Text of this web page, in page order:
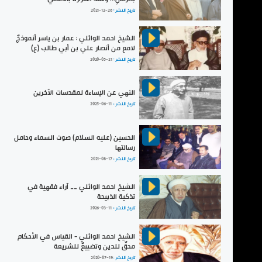
تاريخ النشر :2021-12-26
الشيخ احمد الوائلي : عمار بن ياسر أنموذجٌ
لامع من أنصار علي بن أبي طالب (ع)
تاريخ النشر :2020-05-21
النهي عن الإساءة لمقدسات الآخرين
تاريخ النشر : 2025-06-11
الحسين (عليه السلام) صوت السماء وحامل
رسالتها
تاريخ النشر :2021-08-17
الشيخ احمد الوائلي __ آراء فقهية في
تذكية الذبيحة
تاريخ النشر : 2026-03-11
الشيخ احمد الوائلي - القياس في الأحكام
محقٌ للدين وتضييعٌ للشريعة
تاريخ النشر :2020-07-19